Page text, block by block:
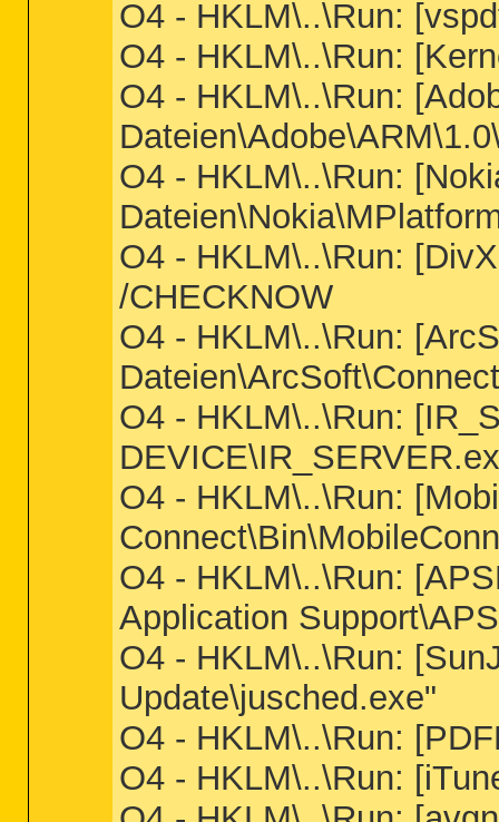
O4 - HKLM\..\Run:
O4 - HKLM\..\Run:
O4 - HKLM\..\Run:
O4 - HKLM\..\Run:
O4 - HKLM\..\Run:
/CHECKNOW
O4 - HKLM\..\Run:
O4 - HKLM\..\Run:
O4 - HKLM\..\Run:
O4 - HKLM\..\Run:
Application
O4 - HKLM\..\Run:
Update\jusched.exe"
O4 - HKLM\..\Run:
O4 - HKLM\..\Run: